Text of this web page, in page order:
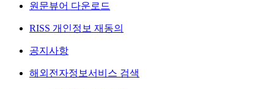
원문뷰어 다운로드
RISS 개인정보 재동의
공지사항
해외전자정보서비스 검색